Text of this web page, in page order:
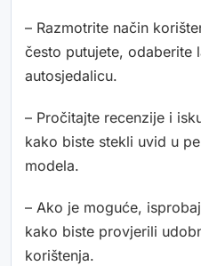
– Razmotrite način
često putujete, odaberite
autosjedalicu.
– Pročitajte recenzije i
kako biste stekli uvid u
modela.
– Ako je moguće,
kako biste provjerili
korištenja.